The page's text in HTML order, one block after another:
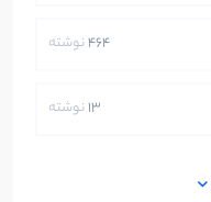
464نوشته
13نوشته